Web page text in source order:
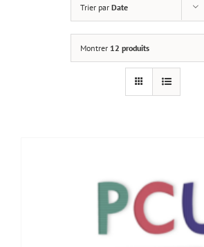
Trier par Date
Montrer 12 produits